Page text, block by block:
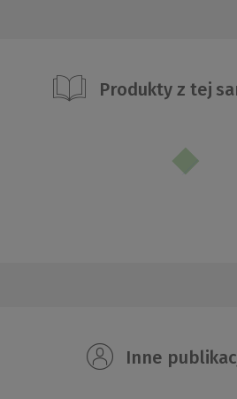
Produkty z tej
Inne